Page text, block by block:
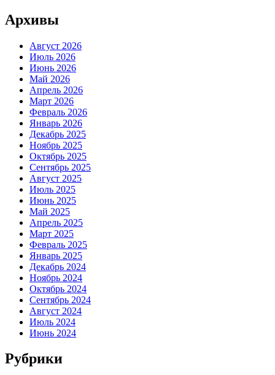
Архивы
Август 2026
Июль 2026
Июнь 2026
Май 2026
Апрель 2026
Март 2026
Февраль 2026
Январь 2026
Декабрь 2025
Ноябрь 2025
Октябрь 2025
Сентябрь 2025
Август 2025
Июль 2025
Июнь 2025
Май 2025
Апрель 2025
Март 2025
Февраль 2025
Январь 2025
Декабрь 2024
Ноябрь 2024
Октябрь 2024
Сентябрь 2024
Август 2024
Июль 2024
Июнь 2024
Рубрики